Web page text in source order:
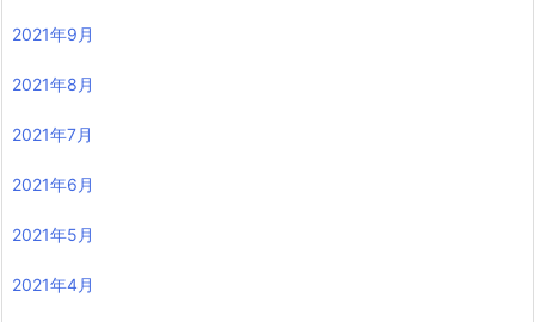
2021年9月
2021年8月
2021年7月
2021年6月
2021年5月
2021年4月